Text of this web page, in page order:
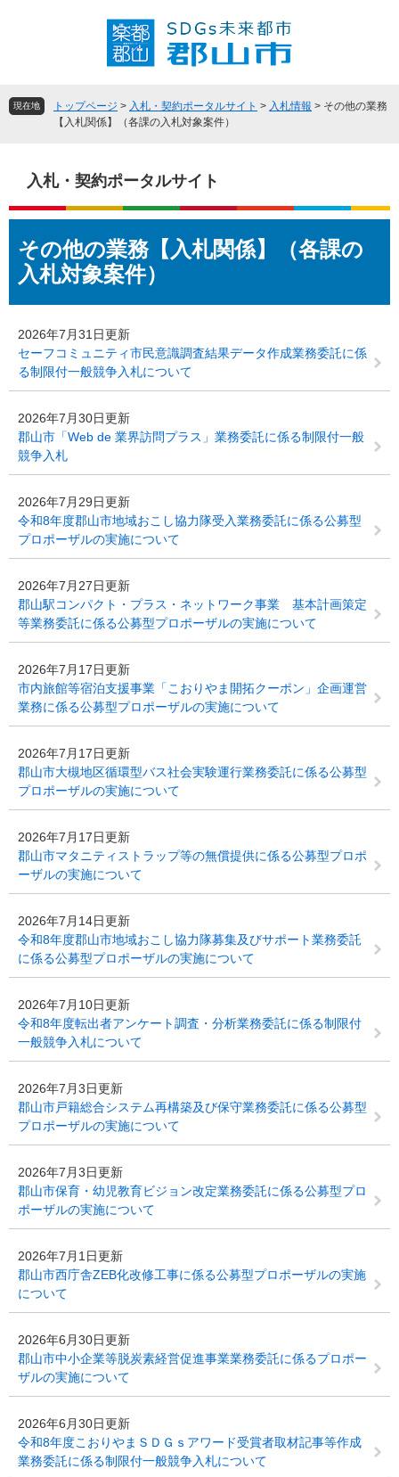
頭
飛
へ
現在地 トップページ > 入札・契約ポータルサイト > 入札情報 > その他の業務
【入札関係】（各課の入札対象案件）
入札・契約ポータルサイト
文その他の業務【入札関係】（各課の
入札対象案件）
2026年7月31日更新
セーフコミュニティ市民意識調査結果データ作成業務委託に係
る制限付一般競争入札について
2026年7月30日更新
郡山市「Web de 業界訪問プラス」業務委託に係る制限付一般
競争入札
2026年7月29日更新
令和8年度郡山市地域おこし協力隊受入業務委託に係る公募型
プロポーザルの実施について
2026年7月27日更新
郡山駅コンパクト・プラス・ネットワーク事業 基本計画策定
等業務委託に係る公募型プロポーザルの実施について
2026年7月17日更新
市内旅館等宿泊支援事業「こおりやま開拓クーポン」企画運営
業務に係る公募型プロポーザルの実施について
2026年7月17日更新
郡山市大槻地区循環型バス社会実験運行業務委託に係る公募型
プロポーザルの実施について
2026年7月17日更新
郡山市マタニティストラップ等の無償提供に係る公募型プロポ
ーザルの実施について
2026年7月14日更新
令和8年度郡山市地域おこし協力隊募集及びサポート業務委託
に係る公募型プロポーザルの実施について
2026年7月10日更新
令和8年度転出者アンケート調査・分析業務委託に係る制限付
一般競争入札について
2026年7月3日更新
郡山市戸籍総合システム再構築及び保守業務委託に係る公募型
プロポーザルの実施について
2026年7月3日更新
郡山市保育・幼児教育ビジョン改定業務委託に係る公募型プロ
ポーザルの実施について
2026年7月1日更新
郡山市西庁舎ZEB化改修工事に係る公募型プロポーザルの実施
について
2026年6月30日更新
郡山市中小企業等脱炭素経営促進事業業務委託に係るプロポー
ザルの実施について
2026年6月30日更新
令和8年度こおりやまＳＤＧｓアワード受賞者取材記事等作成
業務委託に係る制限付一般競争入札について